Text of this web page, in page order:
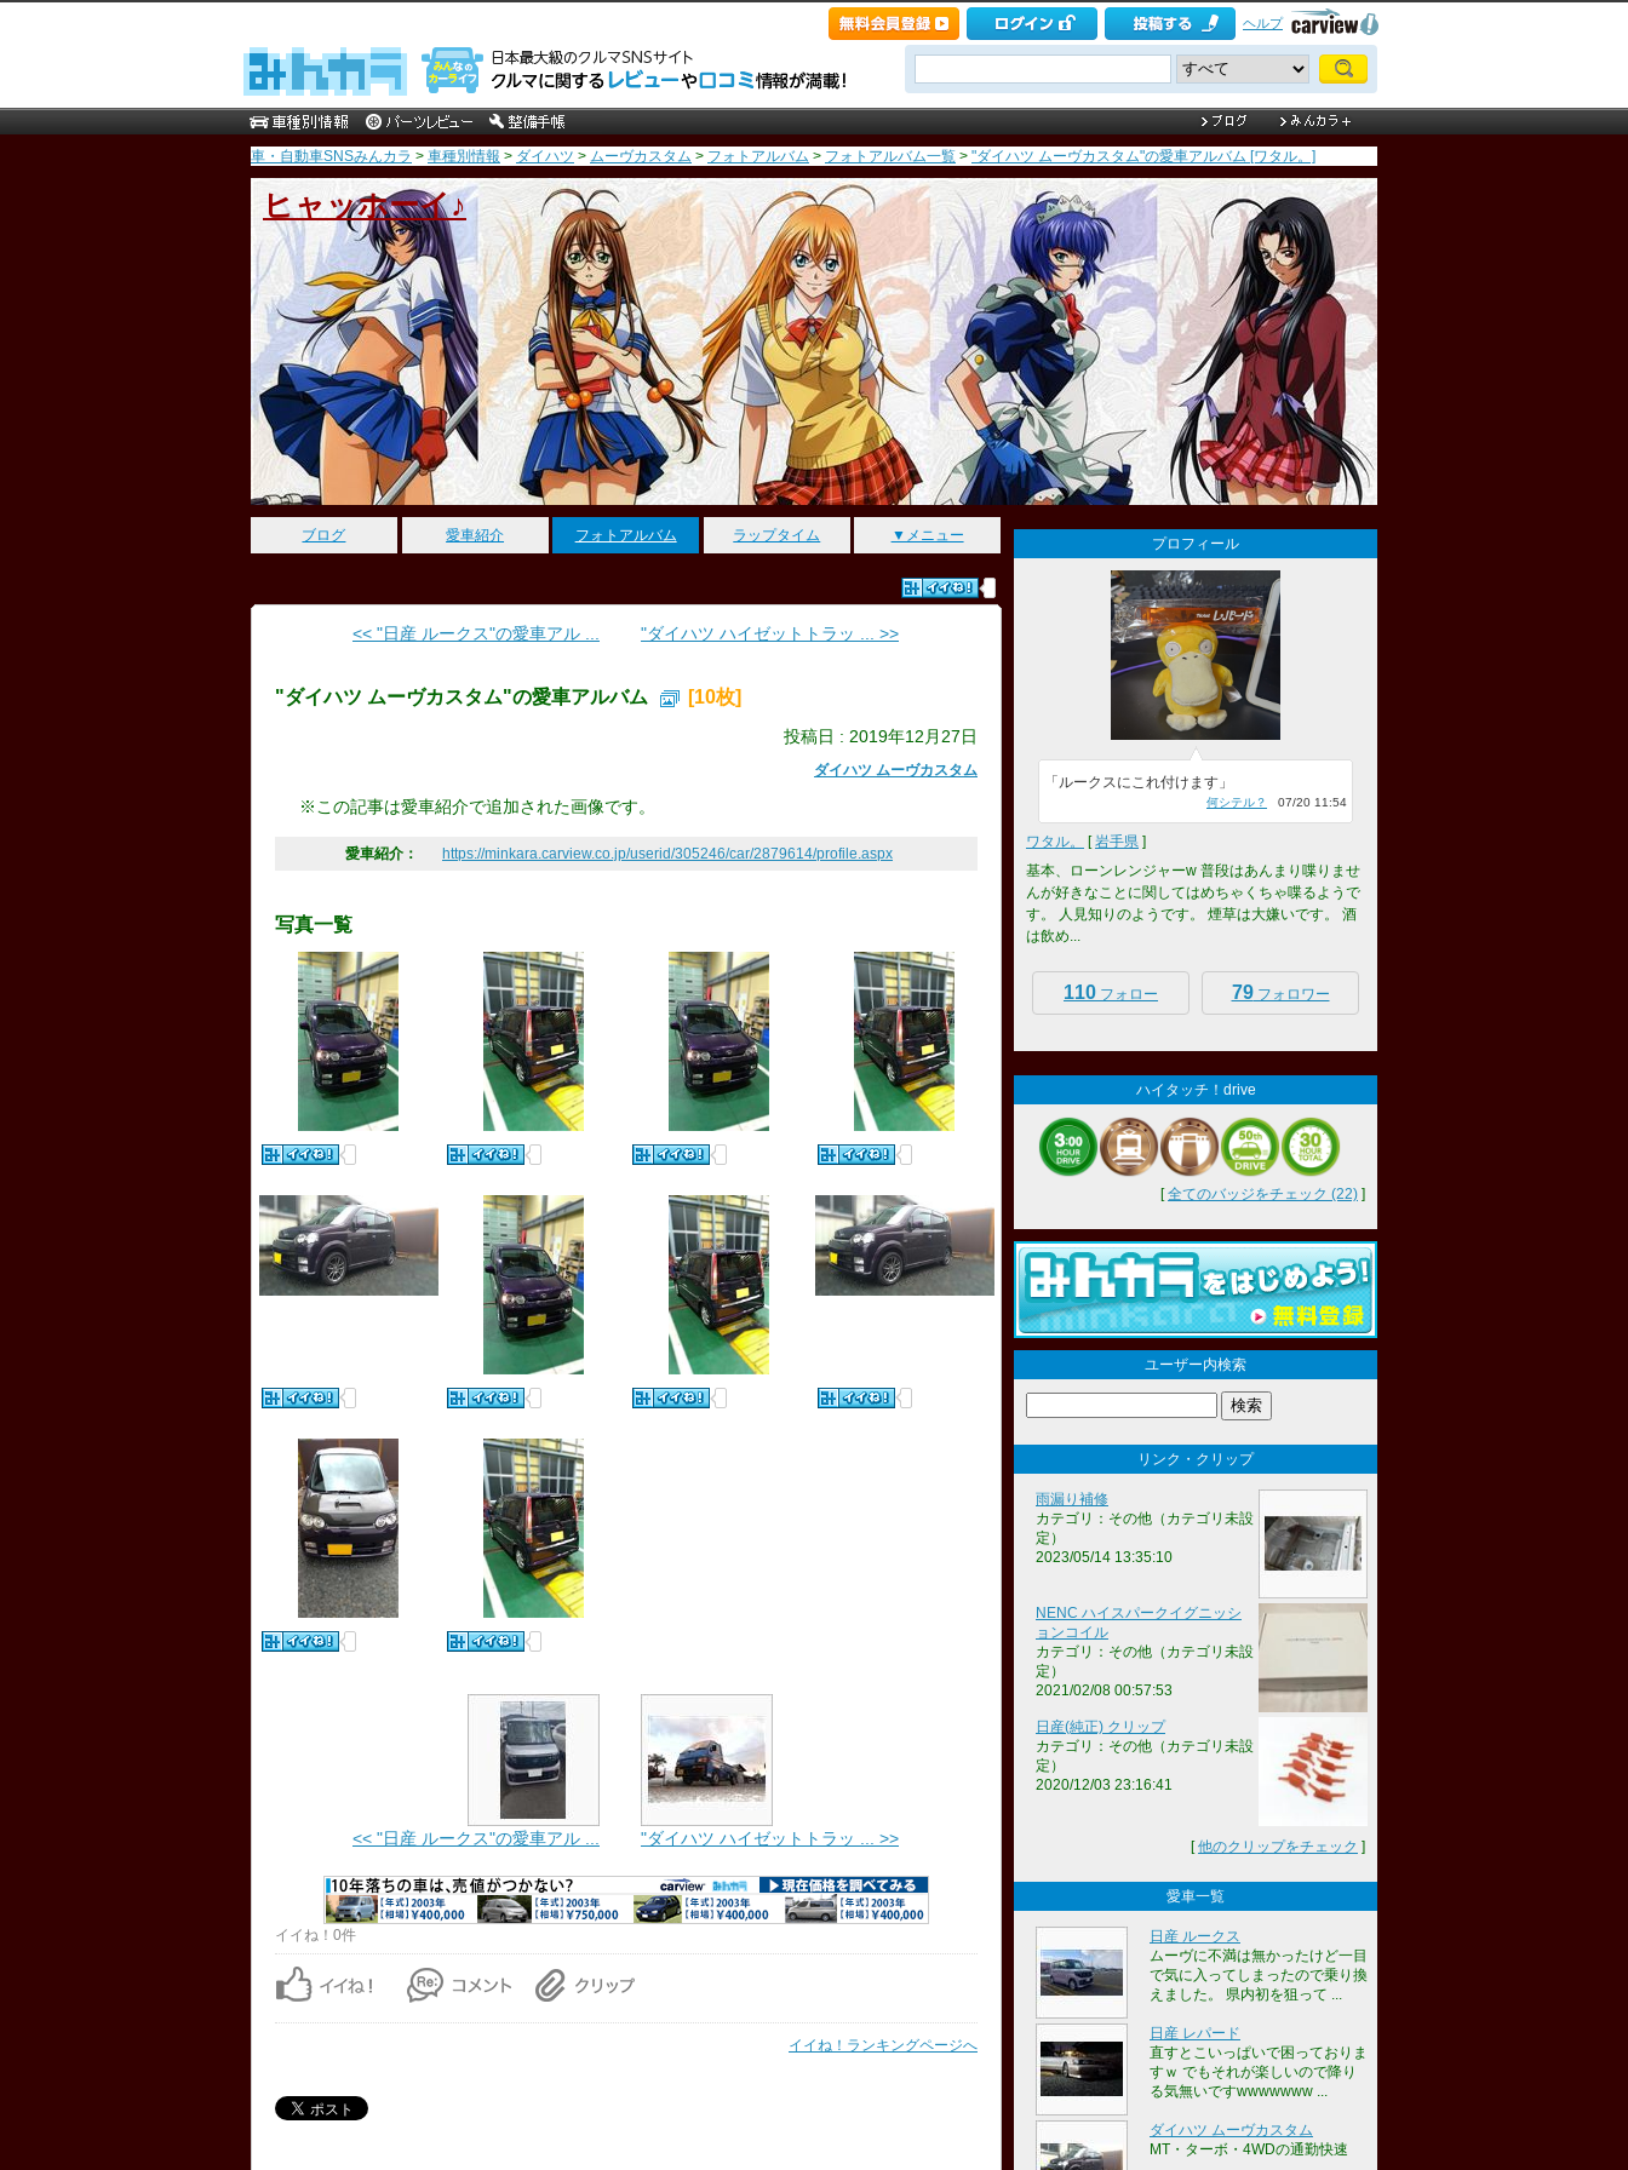
ヘルプ
車・自動車SNSみんカラ > 車種別情報 > ダイハツ > ムーヴカスタム > フォトアルバム > フォトアルバム一覧 > "ダイハツ ムーヴカスタム"の愛車アルバム [ワタル。]
ヒャッホーイ♪
ブログ 愛車紹介 フォトアルバム ラップタイム ▼メニュー
<< "日産 ルークス"の愛車アル ... "ダイハツ ハイゼットトラッ ... >>
"ダイハツ ムーヴカスタム"の愛車アルバム [10枚]
投稿日 : 2019年12月27日
ダイハツ ムーヴカスタム
※この記事は愛車紹介で追加された画像です。
愛車紹介： https://minkara.carview.co.jp/userid/305246/car/2879614/profile.aspx
写真一覧
<< "日産 ルークス"の愛車アル ... "ダイハツ ハイゼットトラッ ... >>
イイね！0件
イイね！ランキングページへ
プロフィール
「ルークスにこれ付けます」
何シテル？ 07/20 11:54
ワタル。 [岩手県 ]
基本、ローンレンジャーw 普段はあんまり喋りませ
んが好きなことに関してはめちゃくちゃ喋るようで
す。 人見知りのようです。 煙草は大嫌いです。 酒
は飲め...
110 フォロー 79フォロワー
ハイタッチ！drive
[全てのバッジをチェック (22) ]
ユーザー内検索
リンク・クリップ
雨漏り補修
カテゴリ：その他（カテゴリ未設
定）
2023/05/14 13:35:10
NENC ハイスパークイグニッシ
ョンコイル
カテゴリ：その他（カテゴリ未設
定）
2021/02/08 00:57:53
日産(純正) クリップ
カテゴリ：その他（カテゴリ未設
定）
2020/12/03 23:16:41
[他のクリップをチェック ]
愛車一覧
日産 ルークス
ムーヴに不満は無かったけど一目
で気に入ってしまったので乗り換
えました。 県内初を狙って ...
日産 レパード
直すとこいっぱいで困っておりま
すｗ でもそれが楽しいので降り
る気無いですwwwwwww ...
ダイハツ ムーヴカスタム
MT・ターボ・4WDの通勤快速